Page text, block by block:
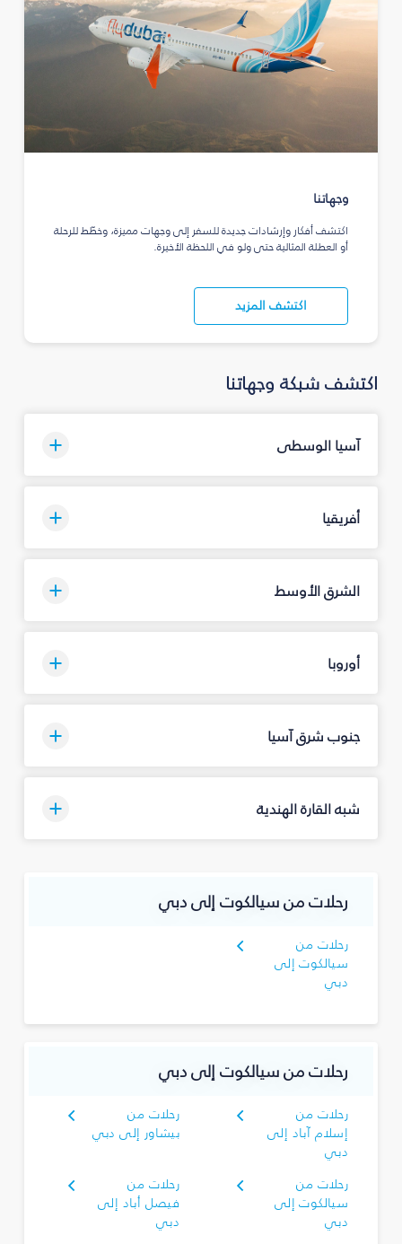
وجهاتنا
اكتشف أفكار وإرشادات جديدة للسفر إلى وجهات مميزة، وخطّط للرحلة
أو العطلة المثالية حتى ولو في اللحظة الأخيرة.
اكتشف المزيد
اكتشف شبكة وجهاتنا
آسيا الوسطى
أفريقيا
الشرق الأوسط
أوروبا
جنوب شرق آسيا
شبه القارة الهندية
رحلات من سيالكوت إلى دبي
رحلات من
سيالكوت إلى
دبي
رحلات من سيالكوت إلى دبي
رحلات من
إسلام آباد إلى
دبي
رحلات من
بيشاور إلى دبي
رحلات من
سيالكوت إلى
دبي
رحلات من
فيصل أباد إلى
دبي